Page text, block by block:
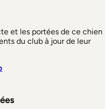
et les portées de ce chien
du club à jour de leur